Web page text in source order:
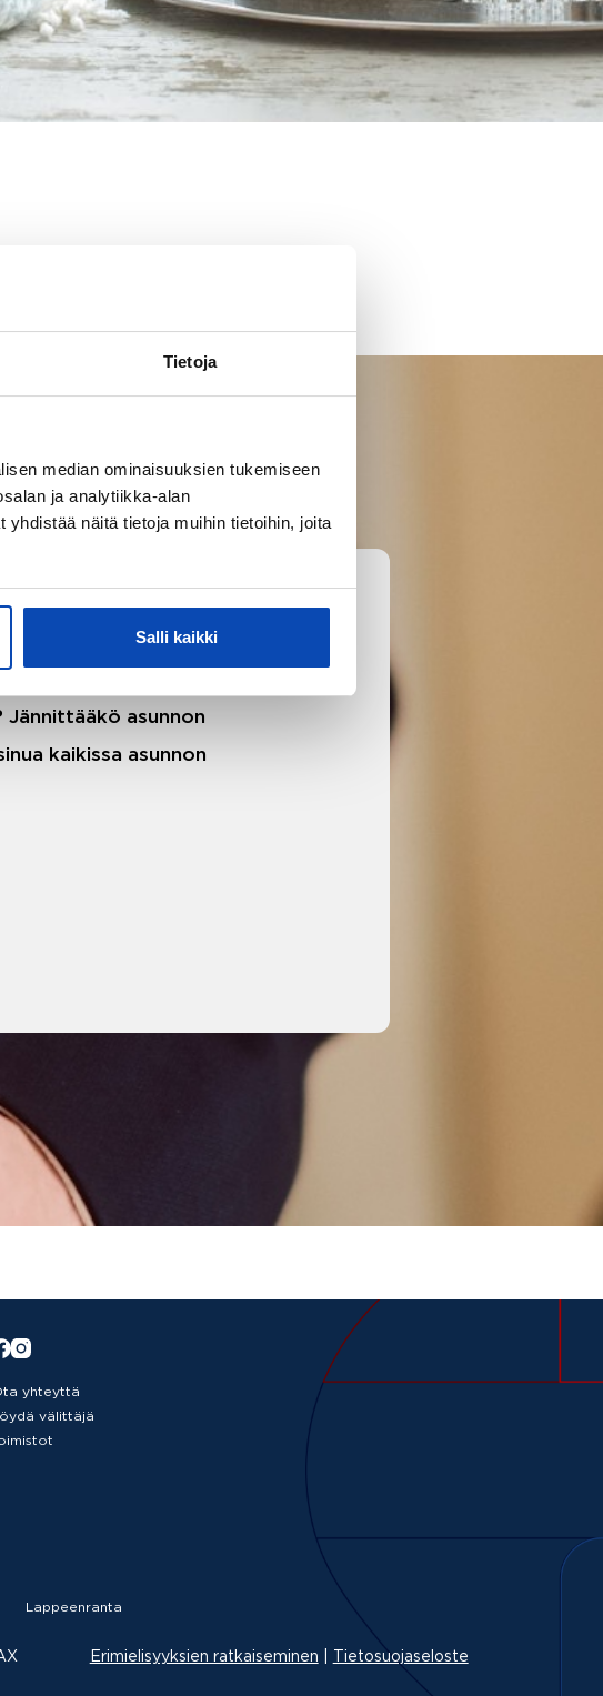
Tietoja
median ominaisuuksien tukemiseen
ja analytiikka-alan
näitä tietoja muihin tietoihin, joita
Salli kaikki
asunnon
kaikissa asunnon
yhteyttä
välittäjä
Lappeenranta
Erimielisyyksien ratkaiseminen Tietosuojaseloste